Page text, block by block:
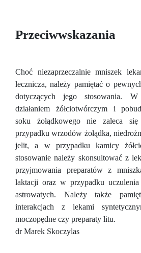
Przeciwwskazania
Choć niezaprzeczalnie mniszek
lecznicza, należy pamiętać o
dotyczących jego stosowania.
działaniem żółciotwórczym i
soku żołądkowego nie zaleca
przypadku wrzodów żołądka,
jelit, a w przypadku kamicy
stosowanie należy skonsultować z
przyjmowania preparatów z
laktacji oraz w przypadku
astrowatych. Należy także
interakcjach z lekami
moczopędne czy preparaty litu.
dr Marek Skoczylas